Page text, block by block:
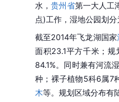
水，贵州省第一大人工
点)工作，湿地公园划
截至2014年飞龙湖国家
面积23.1平方千米；
84.1%。同时兼有河流
种； 裸子植物5科6属7
木等。规划区域分布有